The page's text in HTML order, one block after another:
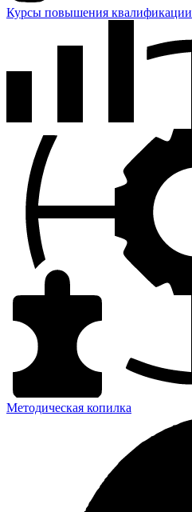
Курсы повышения квалификации
Методическая копилка